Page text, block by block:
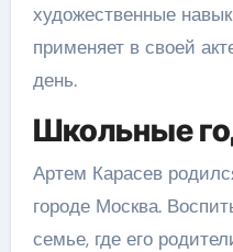
художественные
применяет в своей
день.
Школьные
Артем Карасев
городе Москва.
семье, где его